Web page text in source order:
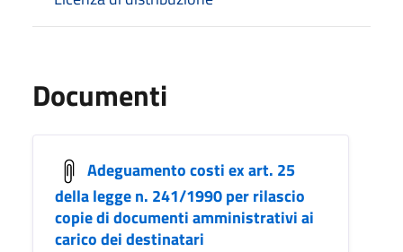
Documenti
Adeguamento costi ex art. 25
della legge n. 241/1990 per rilascio
copie di documenti amministrativi ai
carico dei destinatari